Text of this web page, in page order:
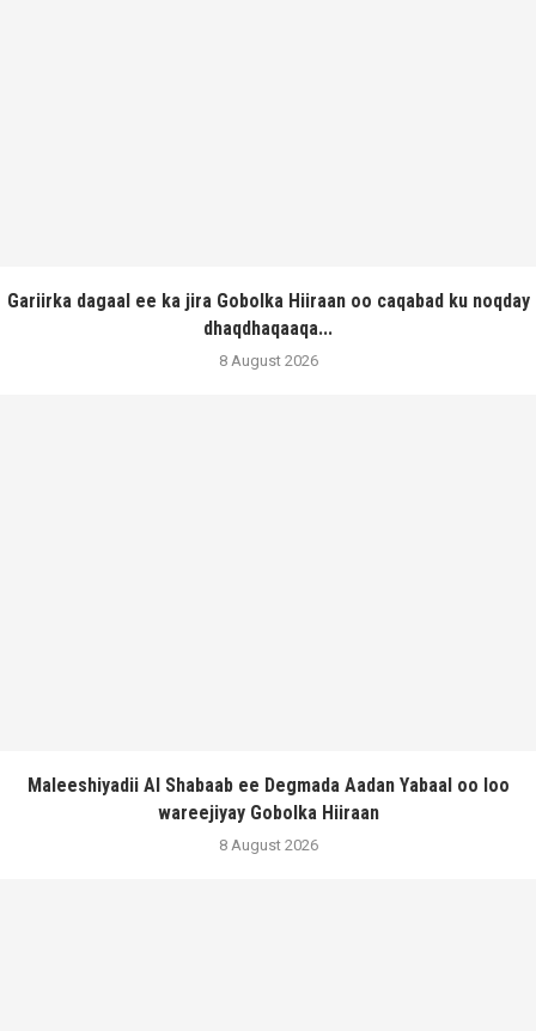
Gariirka dagaal ee ka jira Gobolka Hiiraan oo caqabad ku noqday
dhaqdhaqaaqa...
8 August 2026
Maleeshiyadii Al Shabaab ee Degmada Aadan Yabaal oo loo
wareejiyay Gobolka Hiiraan
8 August 2026